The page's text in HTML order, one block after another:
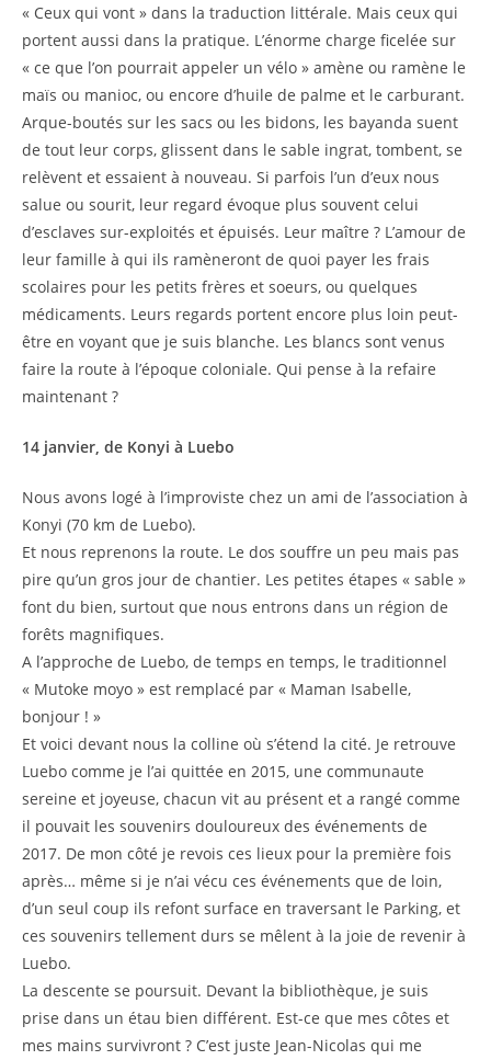
« Ceux qui vont » dans la traduction littérale. Mais ceux qui
portent aussi dans la pratique. L’énorme charge ficelée sur
« ce que l’on pourrait appeler un vélo » amène ou ramène le
maïs ou manioc, ou encore d’huile de palme et le carburant.
Arque-boutés sur les sacs ou les bidons, les bayanda suent
de tout leur corps, glissent dans le sable ingrat, tombent, se
relèvent et essaient à nouveau. Si parfois l’un d’eux nous
salue ou sourit, leur regard évoque plus souvent celui
d’esclaves sur-exploités et épuisés. Leur maître ? L’amour de
leur famille à qui ils ramèneront de quoi payer les frais
scolaires pour les petits frères et soeurs, ou quelques
médicaments. Leurs regards portent encore plus loin peut-
être en voyant que je suis blanche. Les blancs sont venus
faire la route à l’époque coloniale. Qui pense à la refaire
maintenant ?
14 janvier, de Konyi à Luebo
Nous avons logé à l’improviste chez un ami de l’association à
Konyi (70 km de Luebo).
Et nous reprenons la route. Le dos souffre un peu mais pas
pire qu’un gros jour de chantier. Les petites étapes « sable »
font du bien, surtout que nous entrons dans un région de
forêts magnifiques.
A l’approche de Luebo, de temps en temps, le traditionnel
« Mutoke moyo » est remplacé par « Maman Isabelle,
bonjour ! »
Et voici devant nous la colline où s’étend la cité. Je retrouve
Luebo comme je l’ai quittée en 2015, une communaute
sereine et joyeuse, chacun vit au présent et a rangé comme
il pouvait les souvenirs douloureux des événements de
2017. De mon côté je revois ces lieux pour la première fois
après… même si je n’ai vécu ces événements que de loin,
d’un seul coup ils refont surface en traversant le Parking, et
ces souvenirs tellement durs se mêlent à la joie de revenir à
Luebo.
La descente se poursuit. Devant la bibliothèque, je suis
prise dans un étau bien différent. Est-ce que mes côtes et
mes mains survivront ? C’est juste Jean-Nicolas qui me